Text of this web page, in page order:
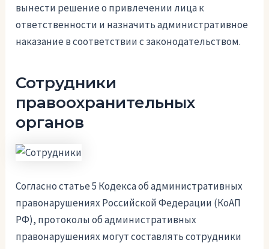
вынести решение о привлечении лица к
ответственности и назначить административное
наказание в соответствии с законодательством.
Сотрудники
правоохранительных
органов
Согласно статье 5 Кодекса об административных
правонарушениях Российской Федерации (КоАП
РФ), протоколы об административных
правонарушениях могут составлять сотрудники